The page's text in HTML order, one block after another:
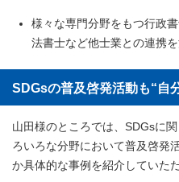
様々な専門分野をもつ行政
法書士など他士業との連携を
SDGsの普及啓発活動も“自
山田様のところでは、SDGsに
ろいろな分野において普及啓発
か具体的な事例を紹介していた